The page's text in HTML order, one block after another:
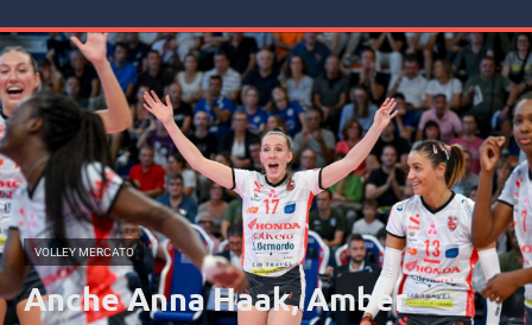
VOLLEY MERCATO
Anche Anna Haak, Amber